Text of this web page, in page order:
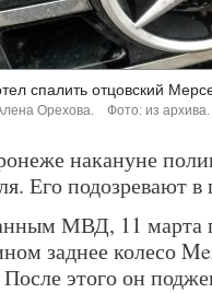
спалить отцовский
Орехова. Фото: из архива.
накануне
Его подозревают в
МВД, 11 марта
заднее колесо
этого он